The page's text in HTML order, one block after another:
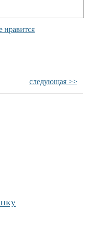
нравится
следующая >>